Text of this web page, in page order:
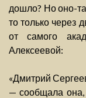
дошло? Но оно-
то только через
от самого
Алексеевой:
«Дмитрий
— сообщала